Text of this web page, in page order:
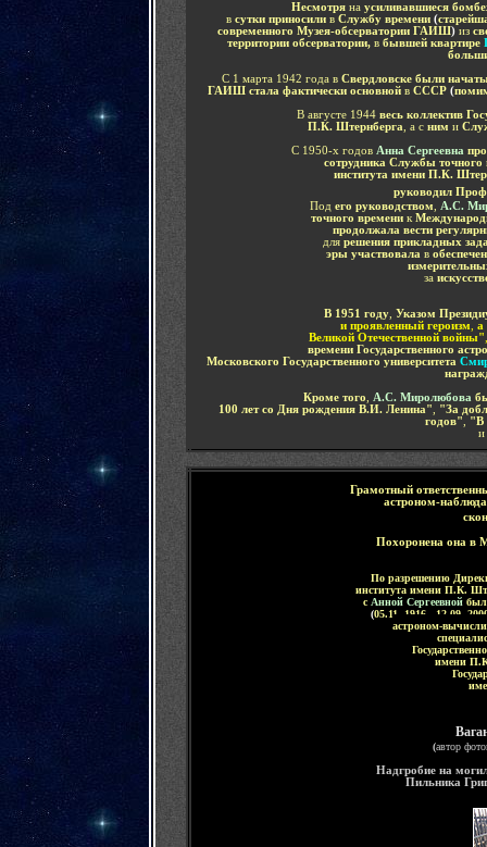
Несмотря на усиливавшиеся
всутки приносили в Службу времени (
современного Музея-обсерватории ГАИШ) из
территории обсерватории, в бывшей квартире
С 1 марта 1942 года в Свердловске были
ГАИШ стала фактически основной в СССР (
В августе 1944 весь коллектив
П.К. Штернберга , а с ним и
С 1950-х годов Анна Сергеевна
сотрудника Службы точного
института имени П.К.
руководил
Под его руководством
А.С.
точного времени к
продолжала вести
для решения прикладных
эры участвовала в
за и
В 1951 году Указом
и проявленный героизм
а
Великой Отечественной войны"
времени Государственного
Московского Государственного университета
Кроме того
А.С. Миролюбова
100 лет со Дня рождения В.И. Ленина"
"За
годов"
"В
и
Грамотный
астроном-
Похоронена она в
По разрешению
института имени П.К.
с Анной Сергеевной
(05.11. 1916 - 12.09.
астроном-
имени
(автор
Надгробие на
Пильника